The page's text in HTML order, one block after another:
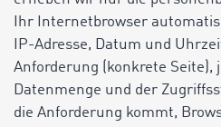
Ihr Internetbrowser
IP-Adresse, Datum und
Anforderung (konkrete Seite),
Datenmenge und der
die Anforderung kommt,